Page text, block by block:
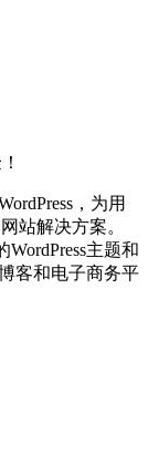
，为用
站解决方案。
主题和
客和电子商务平